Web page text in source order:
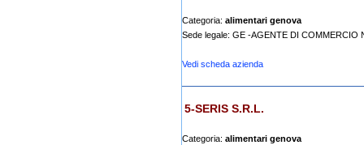
Categoria: alimentari genova
Sede legale: GE -AGENTE DI COMMERCIO
Vedi scheda azienda
5-SERIS S.R.L.
Categoria: alimentari genova